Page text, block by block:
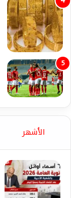
الأشهر